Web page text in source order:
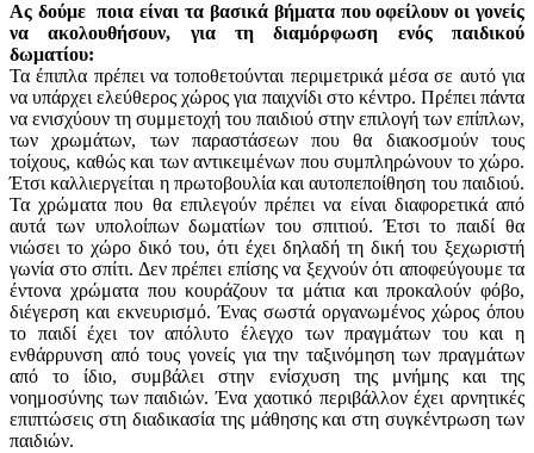
Ας δούμε ποια είναι τα βασικά βήματα που οφείλουν οι γονείς
να ακολουθήσουν, για τη διαμόρφωση ενός παιδικού
δωματίου:
Τα έπιπλα πρέπει να τοποθετούνται περιμετρικά μέσα σε αυτό για
να υπάρχει ελεύθερος χώρος για παιχνίδι στο κέντρο. Πρέπει πάντα
να ενισχύουν τη συμμετοχή του παιδιού στην επιλογή των επίπλων,
των χρωμάτων, των παραστάσεων που θα διακοσμούν τους
τοίχους, καθώς και των αντικειμένων που συμπληρώνουν το χώρο.
Έτσι καλλιεργείται η πρωτοβουλία και αυτοπεποίθηση του παιδιού.
Τα χρώματα που θα επιλεγούν πρέπει να είναι διαφορετικά από
αυτά των υπολοίπων δωματίων του σπιτιού. Έτσι το παιδί θα
νιώσει το χώρο δικό του, ότι έχει δηλαδή τη δική του ξεχωριστή
γωνία στο σπίτι. Δεν πρέπει επίσης να ξεχνούν ότι αποφεύγουμε τα
έντονα χρώματα που κουράζουν τα μάτια και προκαλούν φόβο,
διέγερση και εκνευρισμό. Ένας σωστά οργανωμένος χώρος όπου
το παιδί έχει τον απόλυτο έλεγχο των πραγμάτων του και η
ενθάρρυνση από τους γονείς για την ταξινόμηση των πραγμάτων
από το ίδιο, συμβάλει στην ενίσχυση της μνήμης και της
νοημοσύνης των παιδιών. Ένα χαοτικό περιβάλλον έχει αρνητικές
επιπτώσεις στη διαδικασία της μάθησης και στη συγκέντρωση των
παιδιών.